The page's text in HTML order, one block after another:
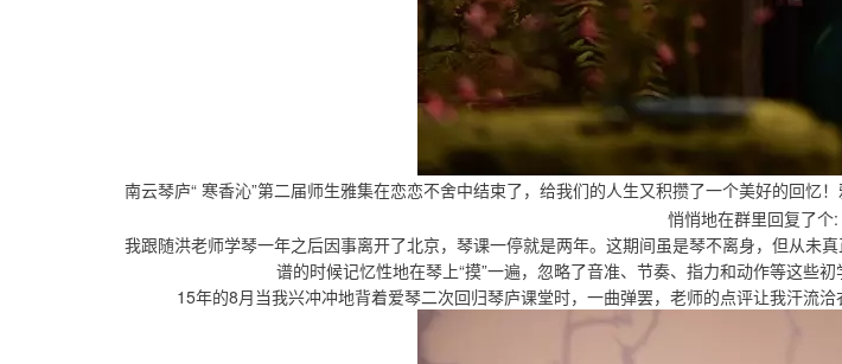
南云琴庐“ 寒香沁”第二届师生雅集在恋恋不舍中结束了，给我们的人生又积攒了一个美好的回忆
悄悄地在群里回复了个:
我跟随洪老师学琴一年之后因事离开了北京，琴课一停就是两年。这期间虽是琴不离身，但从未
谱的时候记忆性地在琴上“摸”一遍，忽略了音准、节奏、指力和动作等这些
15年的8月当我兴冲冲地背着爱琴二次回归琴庐课堂时，一曲弹罢，老师的点评让我汗流